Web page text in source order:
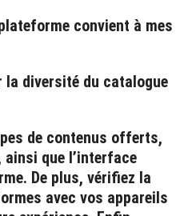
convient à mes
la diversité du catalogue
de contenus offerts,
que l’interface
De plus, vérifiez la
avec vos appareils